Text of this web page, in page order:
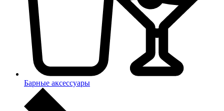
Барные аксессуары